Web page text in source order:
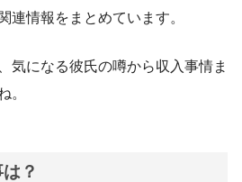
連情報をまとめています。
気になる彼氏の噂から収入事情ま
。
？